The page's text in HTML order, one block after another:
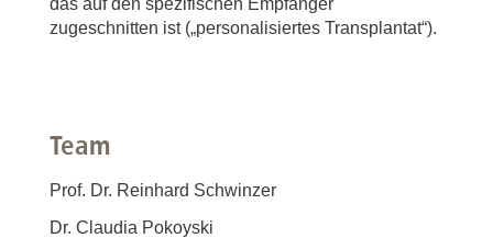
das auf den spezifischen Empfänger
zugeschnitten ist („personalisiertes Transplantat“).
Team
Prof. Dr. Reinhard Schwinzer
Dr. Claudia Pokoyski